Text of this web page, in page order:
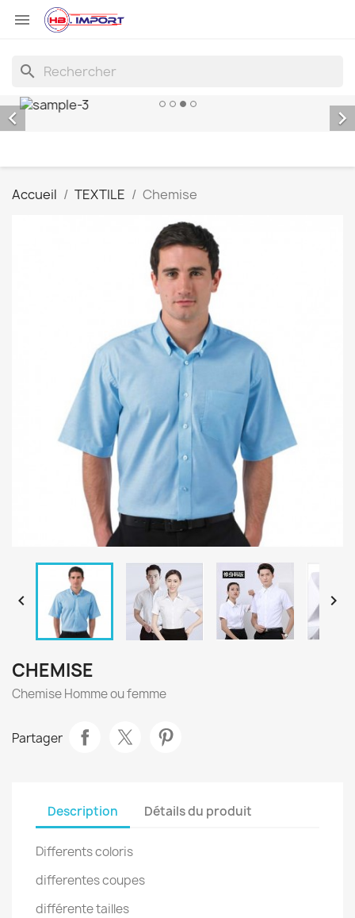

search
 
Accueil TEXTILE Chemise
 
CHEMISE
Chemise Homme ou femme
Partager
Description Détails du produit
Differents coloris
differentes coupes
différente tailles